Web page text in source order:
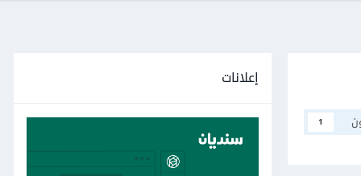
1
إعلانات